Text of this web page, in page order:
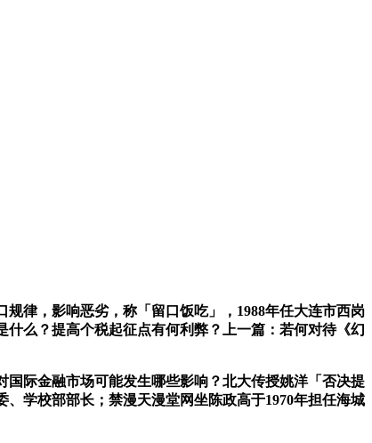
律，影响恶劣，称「留口饭吃」，1988年任大连市西岗
么？提高个税起征点有何利弊？上一篇：若何对待《幻
际金融市场可能发生哪些影响？北大传授姚洋「否决提
学校部部长；禁漫天漫堂网坐陈政高于1970年担任海城